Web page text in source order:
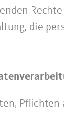
die